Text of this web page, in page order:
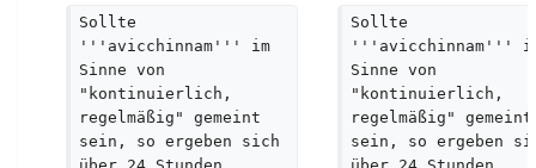
Sollte
'''avicchinnam''' im
Sinne von
"kontinuierlich,
regelmäßig" gemeint
sein, so ergeben sich
Sollte
'''avicchinnam'''
Sinne von
"kontinuierlich,
regelmäßig"
sein, so ergeben